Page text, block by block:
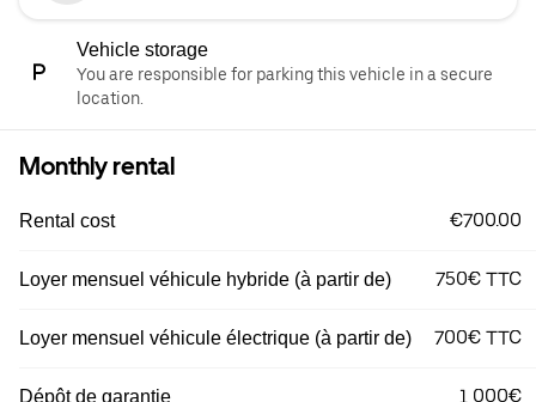
Vehicle storage
You are responsible for parking this vehicle in a secure
location.
Monthly rental
Rental cost €700.00
Loyer mensuel véhicule hybride (à partir de) 750€ TTC
Loyer mensuel véhicule électrique (à partir de) 700€ TTC
Dépôt de garantie 1 000€